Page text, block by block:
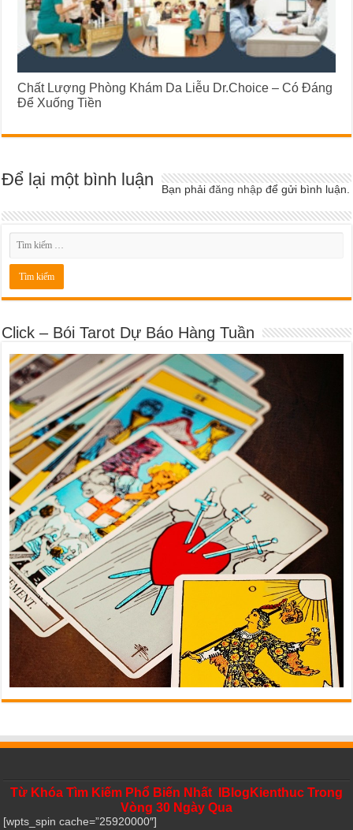
Chất Lượng Phòng Khám Da Liễu Dr.Choice – Có Đáng
Để Xuống Tiền
Để lại một bình luận Bạn phảiđăng nhập để gửi bình luận.
Click – Bói Tarot Dự Báo Hàng Tuần
Từ Khóa Tìm Kiếm Phổ Biến Nhất IBlogKienthuc Trong
Vòng 30 Ngày Qua
[wpts_spin cache=”25920000″]